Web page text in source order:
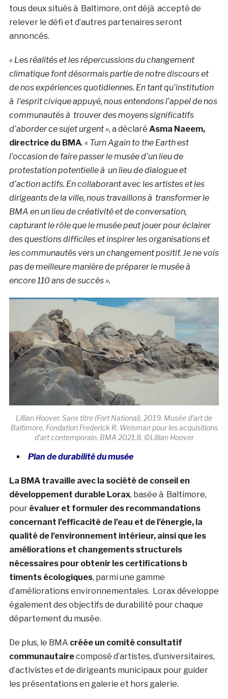
tous deux situés à Baltimore, ont déjà accepté de
relever le défi et d’autres partenaires seront
annoncés.
« Les réalités et les répercussions du changement
climatique font désormais partie de notre discours et
de nos expériences quotidiennes. En tant qu’institution
à l’esprit civique appuyé, nous entendons l’appel de nos
communautés à trouver des moyens significatifs
d’aborder ce sujet urgent », a déclaré Asma Naeem,
directrice du BMA. « Turn Again to the Earth est
l’occasion de faire passer le musée d’un lieu de
protestation potentielle à un lieu de dialogue et
d’action actifs. En collaborant avec les artistes et les
dirigeants de la ville, nous travaillons à transformer le
BMA en un lieu de créativité et de conversation,
capturant le rôle que le musée peut jouer pour éclairer
des questions difficiles et inspirer les organisations et
les communautés vers un changement positif. Je ne vois
pas de meilleure manière de préparer le musée à
encore 110 ans de succès ».
Lillian Hoover. Sans titre (Fort National). 2019. Musée d’art de
Baltimore, Fondation Frederick R. Weisman pour les acquisitions
d’art contemporain, BMA 2021.8. ©Lillian Hoover
Plan de durabilité du musée
La BMA travaille avec la société de conseil en
développement durable Lorax, basée à Baltimore,
pour évaluer et formuler des recommandations
concernant l’efficacité de l’eau et de l’énergie, la
qualité de l’environnement intérieur, ainsi que les
améliorations et changements structurels
nécessaires pour obtenir les certifications b
timents écologiques, parmi une gamme
d’améliorations environnementales. Lorax développe
également des objectifs de durabilité pour chaque
département du musée.
De plus, le BMA créée un comité consultatif
communautairecomposé d’artistes, d’universitaires,
d’activistes et de dirigeants municipaux pour guider
les présentations en galerie et hors galerie.